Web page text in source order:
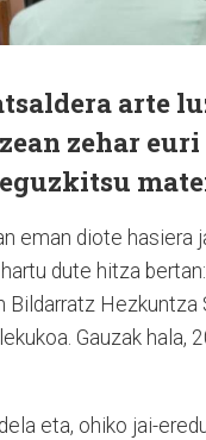
arte
zehar
eman diote hasiera
dute hitza
Bildarratz
Gauzak
eta, ohiko jai-